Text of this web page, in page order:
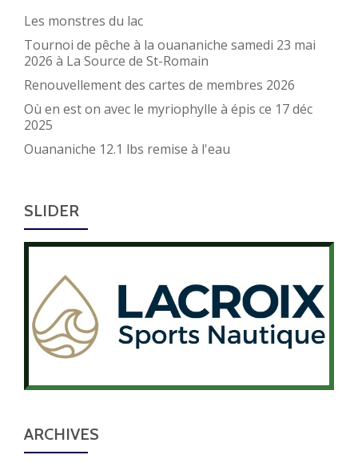
Les monstres du lac
Tournoi de pêche à la ouananiche samedi 23 mai
2026 à La Source de St-Romain
Renouvellement des cartes de membres 2026
Où en est on avec le myriophylle à épis ce 17 déc
2025
Ouananiche 12.1 lbs remise à l'eau
SLIDER
ARCHIVES